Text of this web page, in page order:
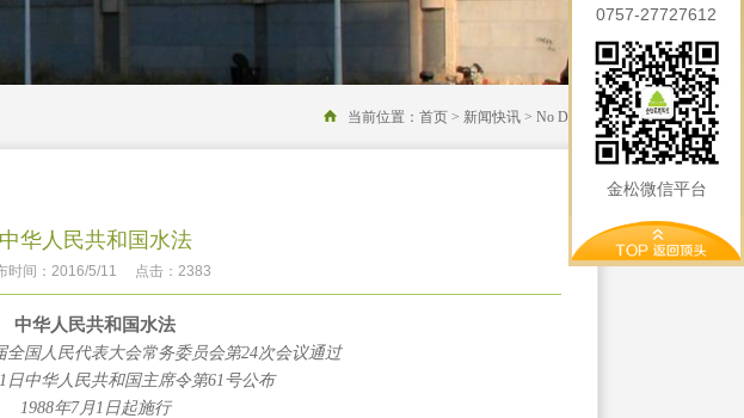
当前位置： 首页 > 新闻快讯 > No Data!
中华人民共和国水法
时间：2016/5/11 点击：2383
中华人民共和国水法
全国人民代表大会常务委员会第24次会议通过
日中华人民共和国主席令第61号公布
1988年7月1日起施行
0757-27727612
金松微信平台